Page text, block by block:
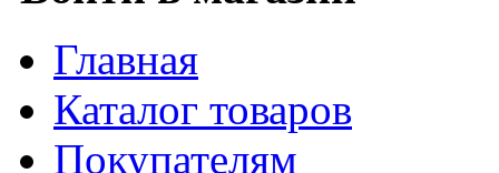
Главная
Каталог товаров
Покупателям